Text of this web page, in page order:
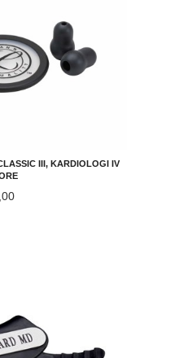
III, KARDIOLOGI IV